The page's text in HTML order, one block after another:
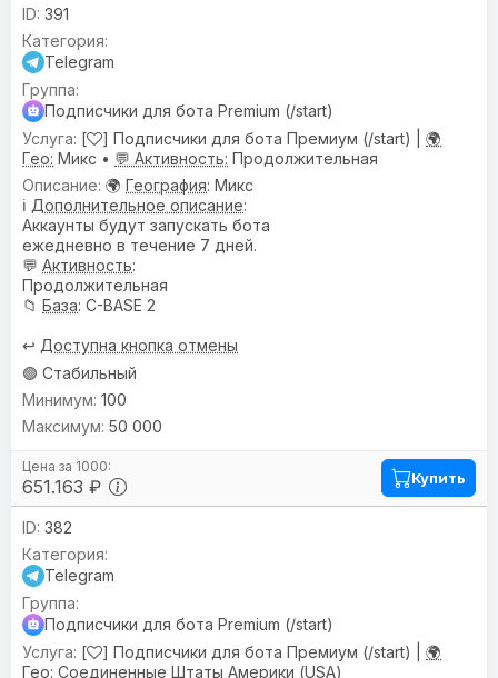
391
Telegram
Подписчики для бота Premium (/start)
[
] Подписчики для бота Премиум (/start) | 🌍
Гео: Микс • 💬 Активность: Продолжительная
🌍 География: Микс
ℹ️ Дополнительное описание:
Аккаунты будут запускать бота
ежедневно в течение 7 дней.
💬 Активность:
Продолжительная
📁 База: C-BASE 2
↩️ Доступна кнопка отмены
🟢 Стабильный
651.163 ₽
100
50 000
Купить
382
Telegram
Подписчики для бота Premium (/start)
[
] Подписчики для бота Премиум (/start) | 🌍
Гео: Соединенные Штаты Америки (USA)